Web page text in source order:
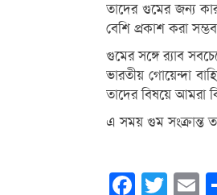
তাদের গুমের জন্য
বেশি প্রকাশ করা
গুমের সঙ্গে র‌্যাব
ভারতীয় গোয়েন্দা
তাদের বিষয়ে আমরা
এ সময় গুম সংক্রান্ত
Facebook
Twitter